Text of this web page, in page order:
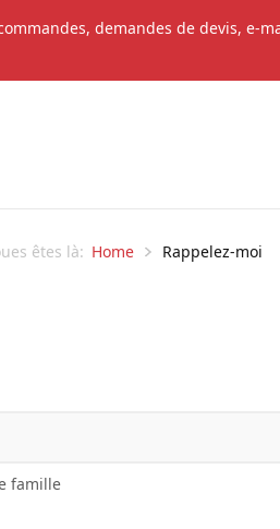
demandes de devis, e-
êtes là: Home Rappelez-moi
famille